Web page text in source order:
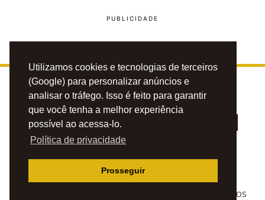
Utilizamos cookies e tecnologias de terceiros
(Google) para personalizar anúncios e
analisar o tráfego. Isso é feito para garantir
que você tenha a melhor experiência
possível ao acessa-lo.
Política de privacidade
Prosseguir
PRIVACIDADE CONTATO
© 2023 BLOG DO CAFÉZINHO. TODOS OS DIREITOS RESERVADOS